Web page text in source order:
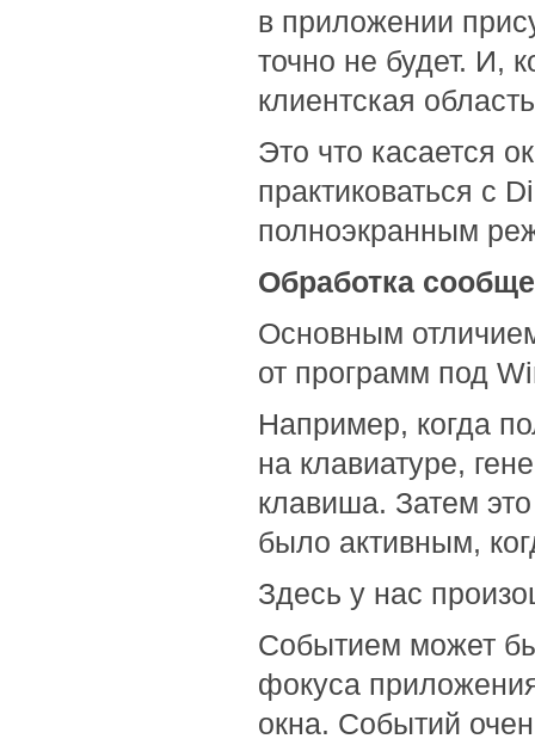
в приложении
точно не будет. И,
клиентская
Это что касается
практиковаться с
полноэкранным
Обработка
Основным
от программ под
Например, когда
на клавиатуре,
клавиша. Затем
было активным,
Здесь у нас
Событием может
фокуса
окна. Событий